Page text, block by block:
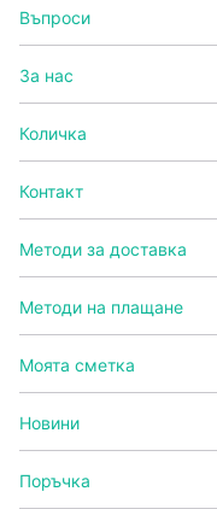
Въпроси
За нас
Количка
Контакт
Методи за доставка
Методи на плащане
Моята сметка
Новини
Поръчка